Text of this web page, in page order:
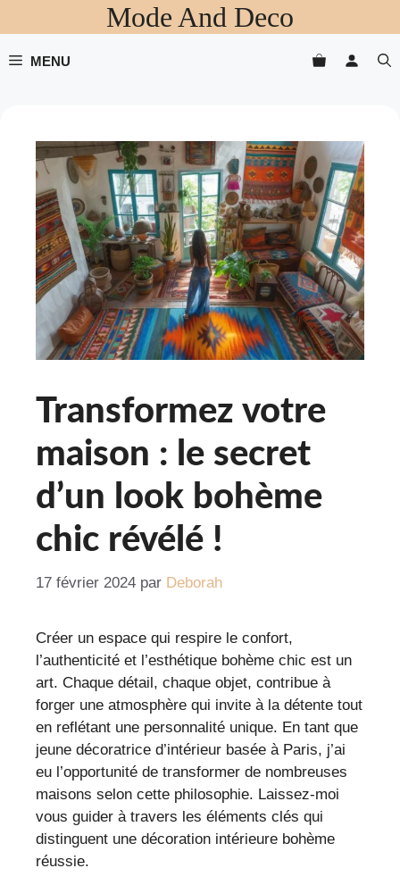
au
contenu
Mode And Deco
MENU
Transformez votre
maison : le secret
d’un look bohème
chic révélé !
17 février 2024 par Deborah
Créer un espace qui respire le confort,
l’authenticité et l’esthétique bohème chic est un
art. Chaque détail, chaque objet, contribue à
forger une atmosphère qui invite à la détente tout
en reflétant une personnalité unique. En tant que
jeune décoratrice d’intérieur basée à Paris, j’ai
eu l’opportunité de transformer de nombreuses
maisons selon cette philosophie. Laissez-moi
vous guider à travers les éléments clés qui
distinguent une décoration intérieure bohème
réussie.